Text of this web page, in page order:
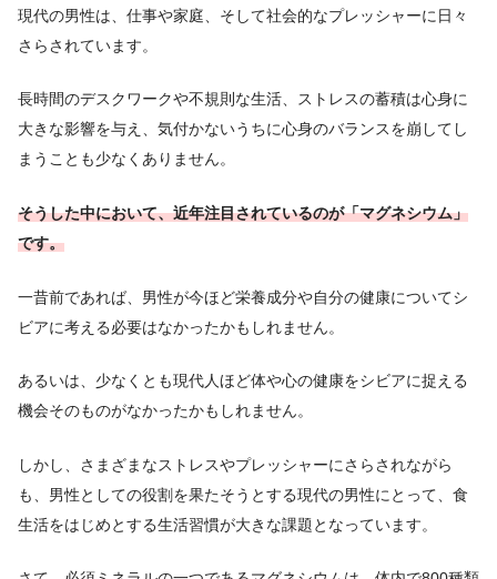
現代の男性は、仕事や家庭、そして社会的なプレッシャーに日々
さらされています。
長時間のデスクワークや不規則な生活、ストレスの蓄積は心身に
大きな影響を与え、気付かないうちに心身のバランスを崩してし
まうことも少なくありません。
そうした中において、近年注目されているのが「マグネシウム」
です。
一昔前であれば、男性が今ほど栄養成分や自分の健康についてシ
ビアに考える必要はなかったかもしれません。
あるいは、少なくとも現代人ほど体や心の健康をシビアに捉える
機会そのものがなかったかもしれません。
しかし、さまざまなストレスやプレッシャーにさらされながら
も、男性としての役割を果たそうとする現代の男性にとって、食
生活をはじめとする生活習慣が大きな課題となっています。